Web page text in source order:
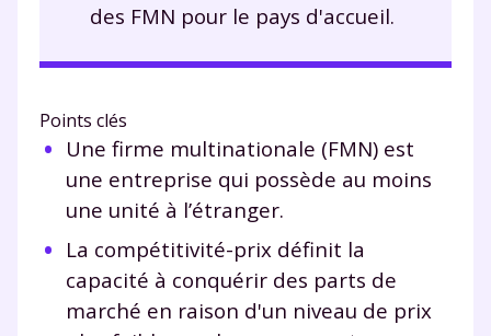
des FMN pour le pays d'accueil.
Points clés
Une firme multinationale (FMN) est
une entreprise qui possède au moins
une unité à l’étranger.
La compétitivité-prix définit la
capacité à conquérir des parts de
marché en raison d'un niveau de prix